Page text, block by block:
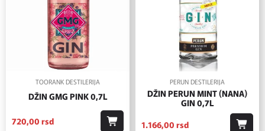
TOORANK DESTILERIJA
DŽIN GMG PINK 0,7L
720,00 rsd
PERUN DESTILERIJA
DŽIN PERUN MINT (NANA)
GIN 0,7L
1.166,00 rsd